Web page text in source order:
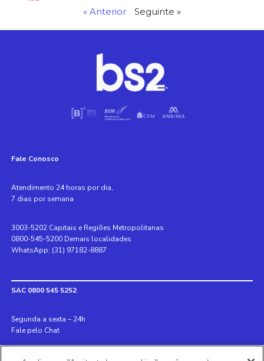
« Anterior Seguinte »
Fale Conosco
Atendimento 24 horas por dia,
7 dias por semana
3003-5202 Capitais e Regiões Metropolitanas
0800-545-5200 Demais localidades
WhatsApp: (31) 97182-8887
SAC 0800 545 5252
Segunda a sexta – 24h
Fale pelo Chat